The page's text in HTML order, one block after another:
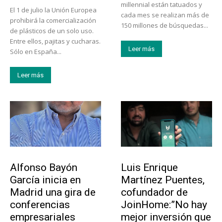
El 1 de julio la Unión Europea
prohibirá la comercialización
de plásticos de un solo uso.
Entre ellos, pajitas y cucharas.
Sólo en España...
Leer más
millennial están tatuados y
cada mes se realizan más de
150 millones de búsquedas...
Leer más
Alfonso Bayón
García inicia en
Madrid una gira de
conferencias
empresariales
Luis Enrique
Martínez Puentes,
cofundador de
JoinHome:”No hay
mejor inversión que